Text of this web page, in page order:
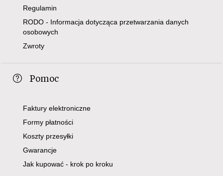
Regulamin
RODO - Informacja dotycząca przetwarzania danych
osobowych
Zwroty
Pomoc
Faktury elektroniczne
Formy płatności
Koszty przesyłki
Gwarancje
Jak kupować - krok po kroku